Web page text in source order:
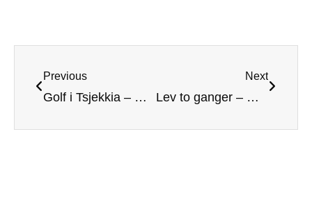
Previous
Golf i Tsjekkia – Mer enn bare Praha
Next
Lev to ganger – Golf på Costa Brava